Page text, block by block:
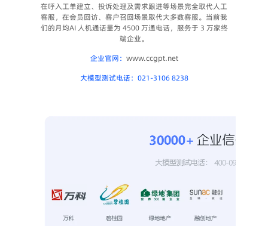
在呼入工单建立、投诉处理及需求跟进等场景完全取代人工
客服，在会员回访、客户召回场景取代大多数客服。当前我
们的月均AI 人机通话量为 4500 万通电话，服务于 3 万家终
端企业。
企业官网： www.ccgpt.net
大模型测试电话：021-3106 8238